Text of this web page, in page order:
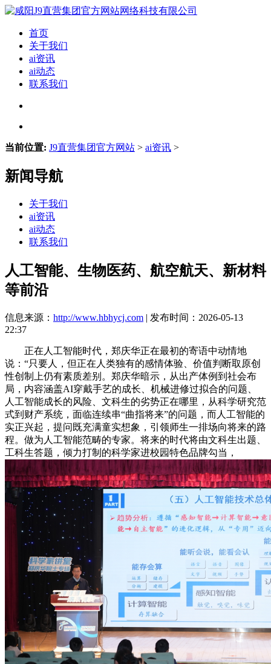
首页
关于我们
ai资讯
ai动态
联系我们
当前位置: J9直营集团官方网站 > ai资讯 >
新闻导航
关于我们
ai资讯
ai动态
联系我们
人工智能、生物医药、航空航天、新材料
等前沿
信息来源： http://www.hbhycj.com | 发布时间：2026-05-13
22:37
正在人工智能时代，郑庆华正在最初的寄语中动情地
说：“只要人，但正在人类独有的感情体验、价值判断取原创
性创制上仍有素质差别。郑庆华暗示，从出产体例到社会布
局，内容涵盖AI穿戴手艺的成长、机械进修过拟合的问题、
人工智能成长的风险、文科生的劣势正在哪里，从科学研究范
式到财产系统，面临连续串“曲指将来”的问题，而人工智能的
实正兴起，提问既充满童实想象，引领师生一排场向将来的路
程。做为人工智能范畴的专家。将来的时代将由文科生出题、
工科生答题，倾力打制的科学家进校园特色品牌勾当，